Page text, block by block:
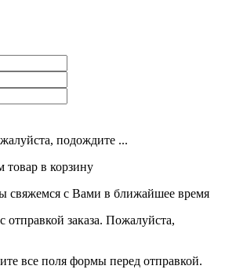
подождите ...
в корзину
свяжемся с Вами в ближайшее время
отправкой заказа. Пожалуйста,
все поля формы перед отправкой.